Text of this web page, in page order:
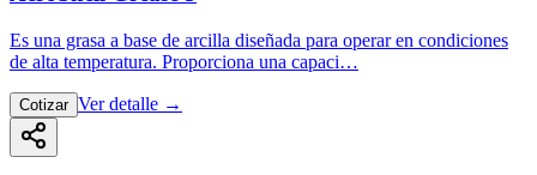
Es una grasa a base de arcilla diseñada para operar en condiciones
de alta temperatura. Proporciona una capaci…
Cotizar Ver detalle →